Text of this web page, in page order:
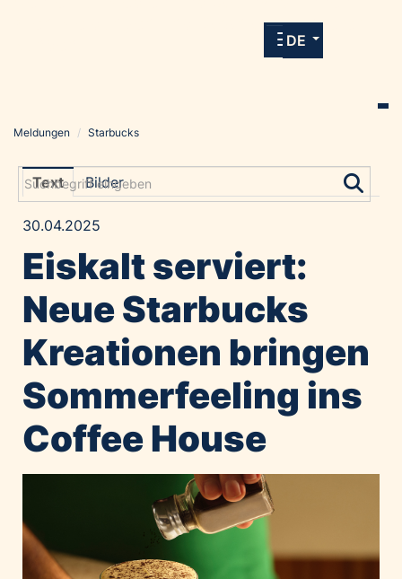
allen Meldungen und Downloads unserer
DE
Grayling Agentur
Alawyer
Amadeus Austrian Music Awards
Constantia Flexibles
Costa Kreuzfahrten
Emirates
Expo 2025 Osaka
Huawei Consumer Business Group
Meldungen / Starbucks
Text Bilder
30.04.2025
Eiskalt serviert:
Neue Starbucks
Kreationen bringen
Sommerfeeling ins
Coffee House